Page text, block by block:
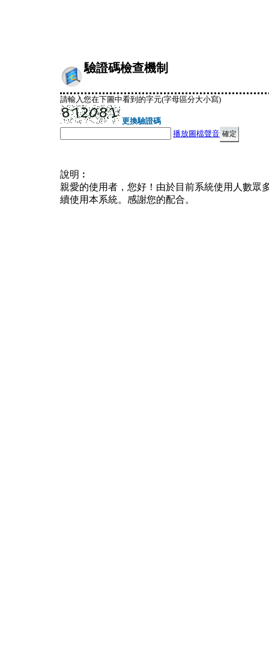
驗證碼檢查機制
請輸入您在下圖中看到的字元(字母區分大小寫)
更換驗證碼
播放圖檔聲音
說明︰
親愛的使用者，您好！由於目前系統使用人數眾
續使用本系統。感謝您的配合。